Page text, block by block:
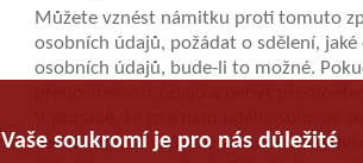
Vaše soukromí je pro nás důležité
Můžete vznést námitku proti tomuto
osobních údajů, požádat o sdělení,
osobních údajů, bude-li to možné.
tento souhlas můžete v budoucnu